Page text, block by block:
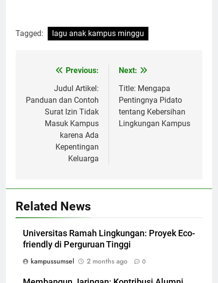
Tagged: lagu anak kampus minggu
navigation
Previous:
Judul Artikel:
Panduan dan Contoh
Surat Izin Tidak
Masuk Kampus
karena Ada
Kepentingan
Keluarga
Next:
Title: Mengapa
Pentingnya Pidato
tentang Kebersihan
Lingkungan Kampus
Related News
Universitas Ramah Lingkungan: Proyek Eco-
friendly di Perguruan Tinggi
kampussumsel
2 months ago 0